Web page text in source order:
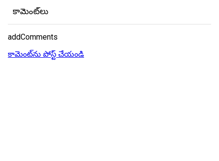
కామెంట్‌లు
addComments
కామెంట్‌ను పోస్ట్ చేయండి